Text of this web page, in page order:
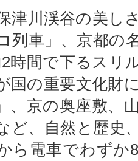
津川渓谷の美し
列車」、京都の
時間で下るスリ
国の重要文化財
、京の奥座敷、
ど、自然と歴史
ら電車でわずか